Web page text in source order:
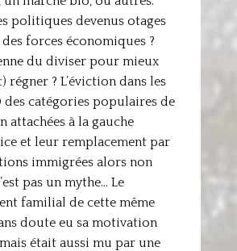
politiques devenus otages
forces économiques ?
du diviser pour mieux
régner ? L’éviction dans les
des catégories populaires de
attachées à la gauche
et leur remplacement par
immigrées alors non
pas un mythe… Le
familial de cette même
doute eu sa motivation
était aussi mu par une